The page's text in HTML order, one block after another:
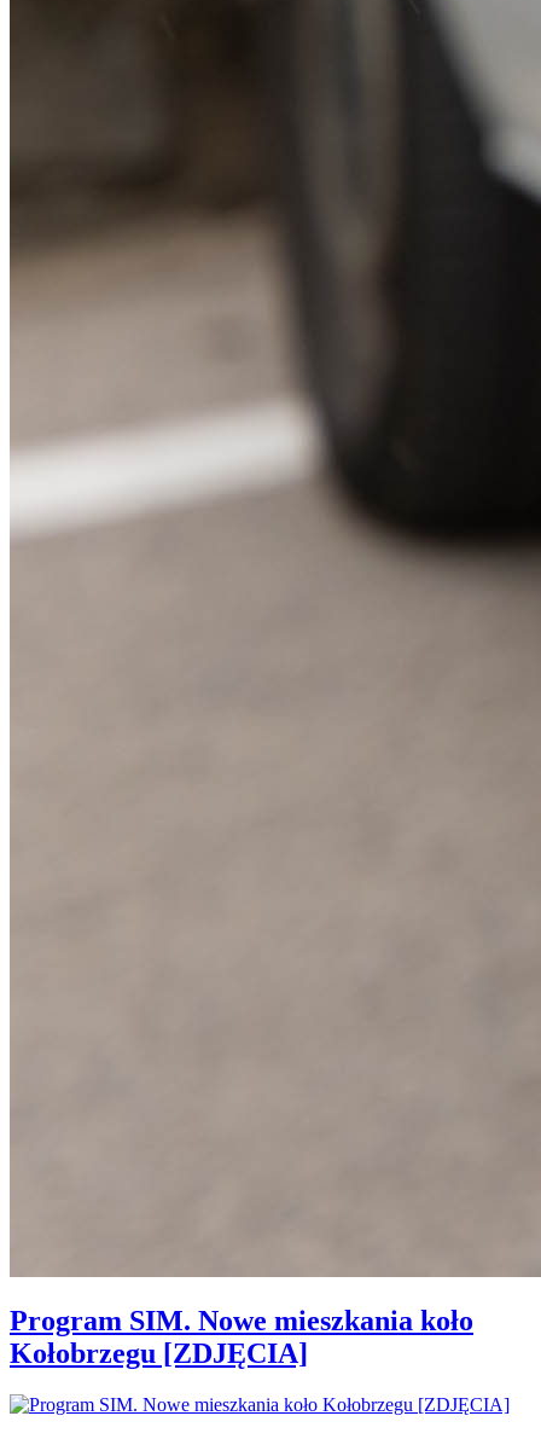
Program SIM. Nowe mieszkania koło
Kołobrzegu [ZDJĘCIA]